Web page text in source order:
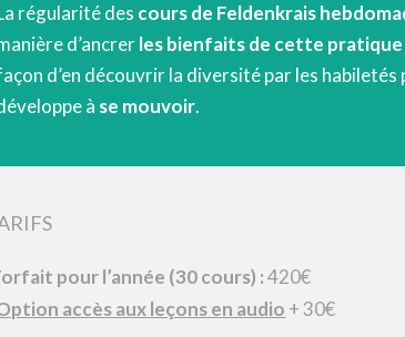
régularité des cours de Feldenkrais
d’ancrerles bienfaits de cette
d’en découvrir la diversité par les
à se mouvoir.
pour l’année (30 cours) :420€
accès aux leçons en audio + 30€